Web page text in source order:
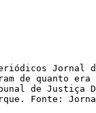
Jornal
de quanto
de Justiça
Fonte: